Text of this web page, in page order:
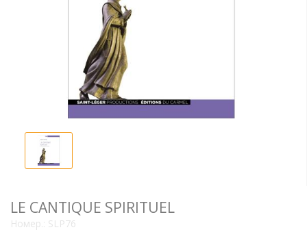
LE CANTIQUE SPIRITUEL
Номер.: SLP76